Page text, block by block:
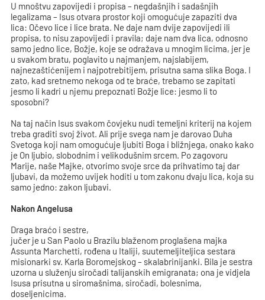
U mnoštvu zapovijedi i propisa – negdašnjih i sadašnjih
legalizama – Isus otvara prostor koji omogućuje zapaziti dva
lica: Očevo lice i lice brata. Ne daje nam dvije zapovijedi ili
propisa, to nisu zapovijedi i pravila; daje nam dva lica, odnosno
samo jedno lice, Božje, koje se odražava u mnogim licima, jer je
u svakom bratu, poglavito u najmanjem, najslabijem,
najnezaštićenijem i najpotrebitijem, prisutna sama slika Boga. I
zato, kad sretnemo nekoga od te braće, trebamo se zapitati
jesmo li kadri u njemu prepoznati Božje lice: jesmo li to
sposobni?
Na taj način Isus svakom čovjeku nudi temeljni kriterij na kojem
treba graditi svoj život. Ali prije svega nam je darovao Duha
Svetoga koji nam omogućuje ljubiti Boga i bližnjega, onako kako
je On ljubio, slobodnim i velikodušnim srcem. Po zagovoru
Marije, naše Majke, otvorimo svoje srce da prihvatimo taj dar
ljubavi, da možemo uvijek hoditi u tom zakonu dvaju lica, koja su
samo jedno: zakon ljubavi.
Nakon Angelusa
Draga braćo i sestre,
jučer je u San Paolo u Brazilu blaženom proglašena majka
Assunta Marchetti, rođena u Italiji, suutemeljiteljica sestara
misionarki sv. Karla Boromejskog – skalabrinijanki. Bila je sestra
uzorna u služenju siročadi talijanskih emigranata; ona je vidjela
Isusa prisutna u siromašnima, siročadi, bolesnima,
doseljenicima.